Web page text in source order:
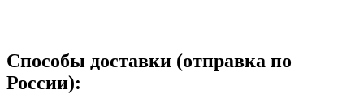
Способы доставки (отправка по
России):